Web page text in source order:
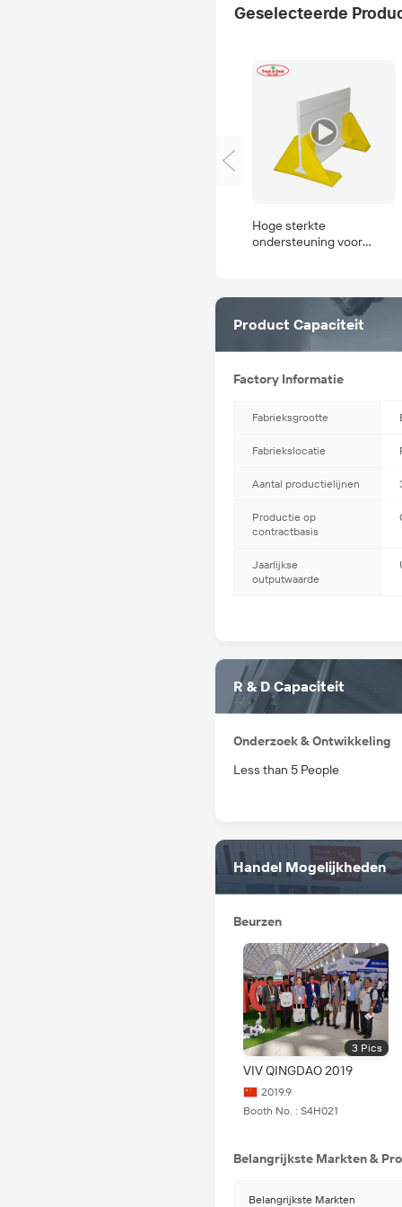
Geselecteerde
Hoge sterkte
ondersteuning voor
Product Capaciteit
Factory Informatie
Fabrieksgrootte
Fabriekslocatie
Aantal productielijnen
Productie op
contractbasis
Jaarlijkse
outputwaarde
R & D Capaciteit
Onderzoek & Ontwikkeling
Less than 5 People
Handel Mogelijkheden
Beurzen
3Pics
VIV QINGDAO 2019
2019.9
Booth No. : S4H021
Belangrijkste Markten &
Belangrijkste Markten